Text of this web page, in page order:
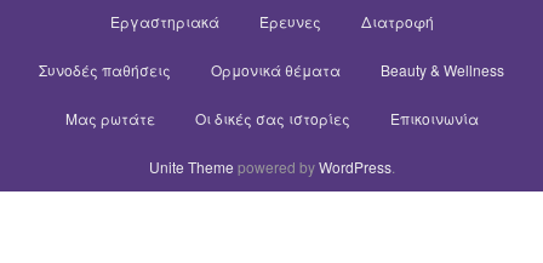
Εργαστηριακά Έρευνες Διατροφή
Συνοδές παθήσεις Ορμονικά θέματα Beauty & Wellness
Μας ρωτάτε Οι δικές σας ιστορίες Επικοινωνία
Unite Theme powered byWordPress.